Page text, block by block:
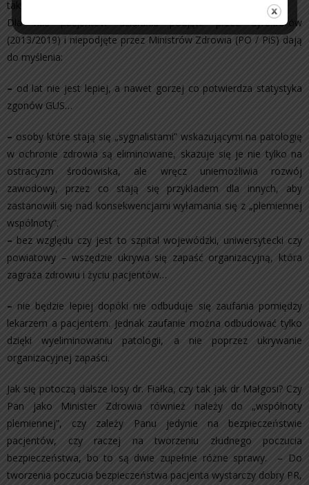
takim systemie działających.
Dla nas pacjentów działania podjęte przez dyrektorów
(2013/2019) i niepodjęte przez Ministrów Zdrowia (PO / PiS) dają
do myślenia:
– od lat nie jest lepiej, a nawet gorzej co potwierdza statystyka
zgonów GUS…
– osoby które stają się „sygnalistami” wskazującymi na patologię
w ochronie zdrowia są eliminowane, skazuje się je nie tylko na
ostracyzm środowiska, ale wręcz uniemożliwia rozwój
zawodowy, przez co stają się przykładem dla innych, aby
zastanowili się nad konsekwencjami wyłamania się z „plemiennej
wspólnoty”.
– bez względu czy jest to szpital wojewódzki, uniwersytecki czy
powiatowy – wszędzie ukrywa się zapaść organizacyjną, która
zagraża zdrowiu i życiu pacjentów…
– nie będzie lepiej dopóki nie odbuduje się zaufania pomiędzy
lekarzem a pacjentem. Jednak zaufanie można odbudować tylko
dzięki wyeliminowaniu patologii, a nie poprzez ukrywanie
organizacyjnej zapaści.
Jak się potoczą dalsze losy dr. Fiałka, czy tak jak dr Małgosi? Czy
Pan jako Minister Zdrowia również należy do „wspólnoty
plemiennej”, czy zależy Panu jedynie na bezpieczeństwie
pacjentów, czy raczej na tworzeniu złudnego poczucia
bezpieczeństwa, bo to są dwie zupełnie różne sprawy. – Do
tworzenia poczucia bezpieczeństwa pacjenta wystarczy dobry PR,